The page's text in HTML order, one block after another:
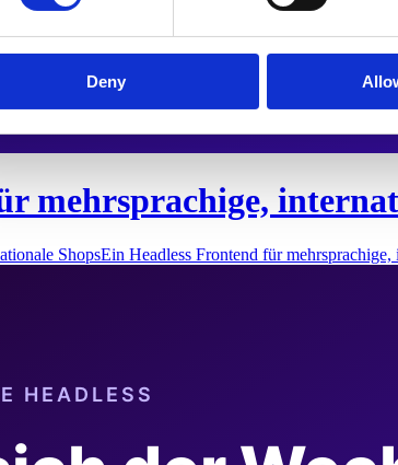
Deny
mehrsprachige,
ShopsEin Headless Frontend für